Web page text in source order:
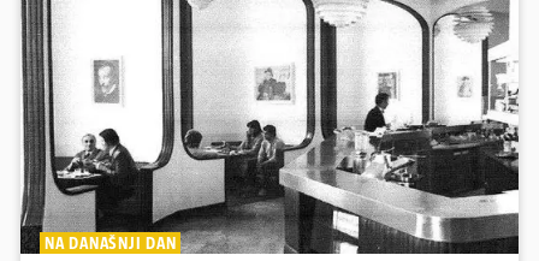
NA DANAŠNJI DAN